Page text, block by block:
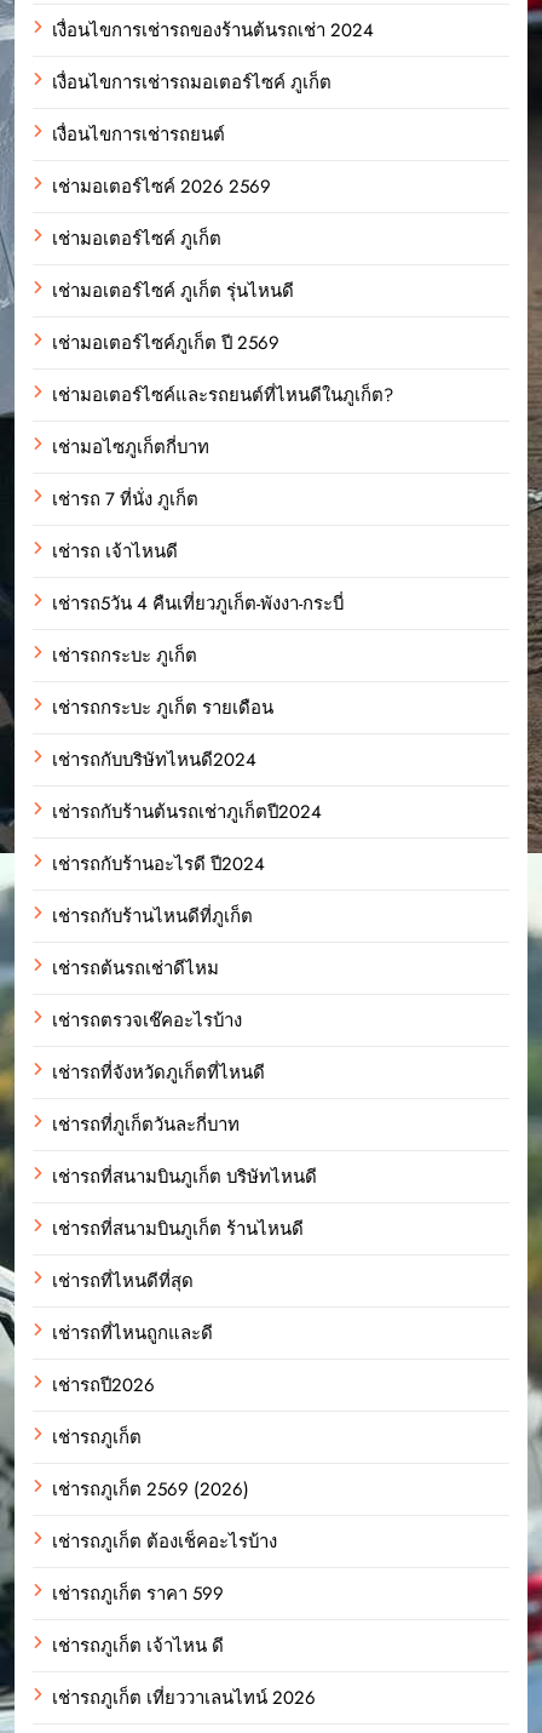
เงื่อนไขการเช่ารถของร้านต้นรถเช่า 2024
เงื่อนไขการเช่ารถมอเตอร์ไซค์ ภูเก็ต
เงื่อนไขการเช่ารถยนต์
เช่ามอเตอร์ไซค์ 2026 2569
เช่ามอเตอร์ไซค์ ภูเก็ต
เช่ามอเตอร์ไซค์ ภูเก็ต รุ่นไหนดี
เช่ามอเตอร์ไซค์ภูเก็ต ปี 2569
เช่ามอเตอร์ไซค์และรถยนต์ที่ไหนดีในภูเก็ต?
เช่ามอไซภูเก็ตกี่บาท
เช่ารถ 7 ที่นั่ง ภูเก็ต
เช่ารถ เจ้าไหนดี
เช่ารถ5วัน 4 คืนเที่ยวภูเก็ต-พังงา-กระบี่
เช่ารถกระบะ ภูเก็ต
เช่ารถกระบะ ภูเก็ต รายเดือน
เช่ารถกับบริษัทไหนดี2024
เช่ารถกับร้านต้นรถเช่าภูเก็ตปี2024
เช่ารถกับร้านอะไรดี ปี2024
เช่ารถกับร้านไหนดีที่ภูเก็ต
เช่ารถต้นรถเช่าดีไหม
เช่ารถตรวจเช๊คอะไรบ้าง
เช่ารถที่จังหวัดภูเก็ตที่ไหนดี
เช่ารถที่ภูเก็ตวันละกี่บาท
เช่ารถที่สนามบินภูเก็ต บริษัทไหนดี
เช่ารถที่สนามบินภูเก็ต ร้านไหนดี
เช่ารถที่ไหนดีที่สุด
เช่ารถที่ไหนถูกและดี
เช่ารถปี2026
เช่ารถภูเก็ต
เช่ารถภูเก็ต 2569 (2026)
เช่ารถภูเก็ต ต้องเช็คอะไรบ้าง
เช่ารถภูเก็ต ราคา 599
เช่ารถภูเก็ต เจ้าไหน ดี
เช่ารถภูเก็ต เที่ยววาเลนไทน์ 2026